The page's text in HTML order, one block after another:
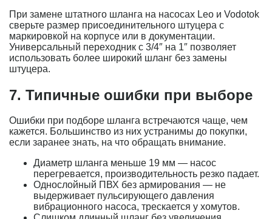
При замене штатного шланга на насосах Leo и Vodotok
сверьте размер присоединительного штуцера с
маркировкой на корпусе или в документации.
Универсальный переходник с 3/4″ на 1″ позволяет
использовать более широкий шланг без замены
штуцера.
7. Типичные ошибки при выборе
Ошибки при подборе шланга встречаются чаще, чем
кажется. Большинство из них устранимы до покупки,
если заранее знать, на что обращать внимание.
Диаметр шланга меньше 19 мм — насос
перегревается, производительность резко падает.
Однослойный ПВХ без армирования — не
выдерживает пульсирующего давления
вибрационного насоса, трескается у хомутов.